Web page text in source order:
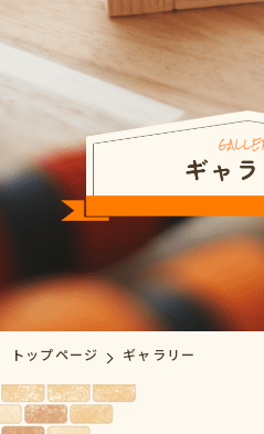
トップページ ギャラリー